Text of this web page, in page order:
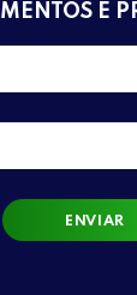
E
ENVIAR